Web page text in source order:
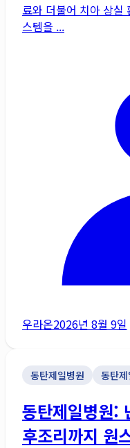
료와 더불어 치아 상실
스템을 ...
우라온2026년 8월 9일
동탄제일병원 동탄
동탄제일병원:
후조리까지 원